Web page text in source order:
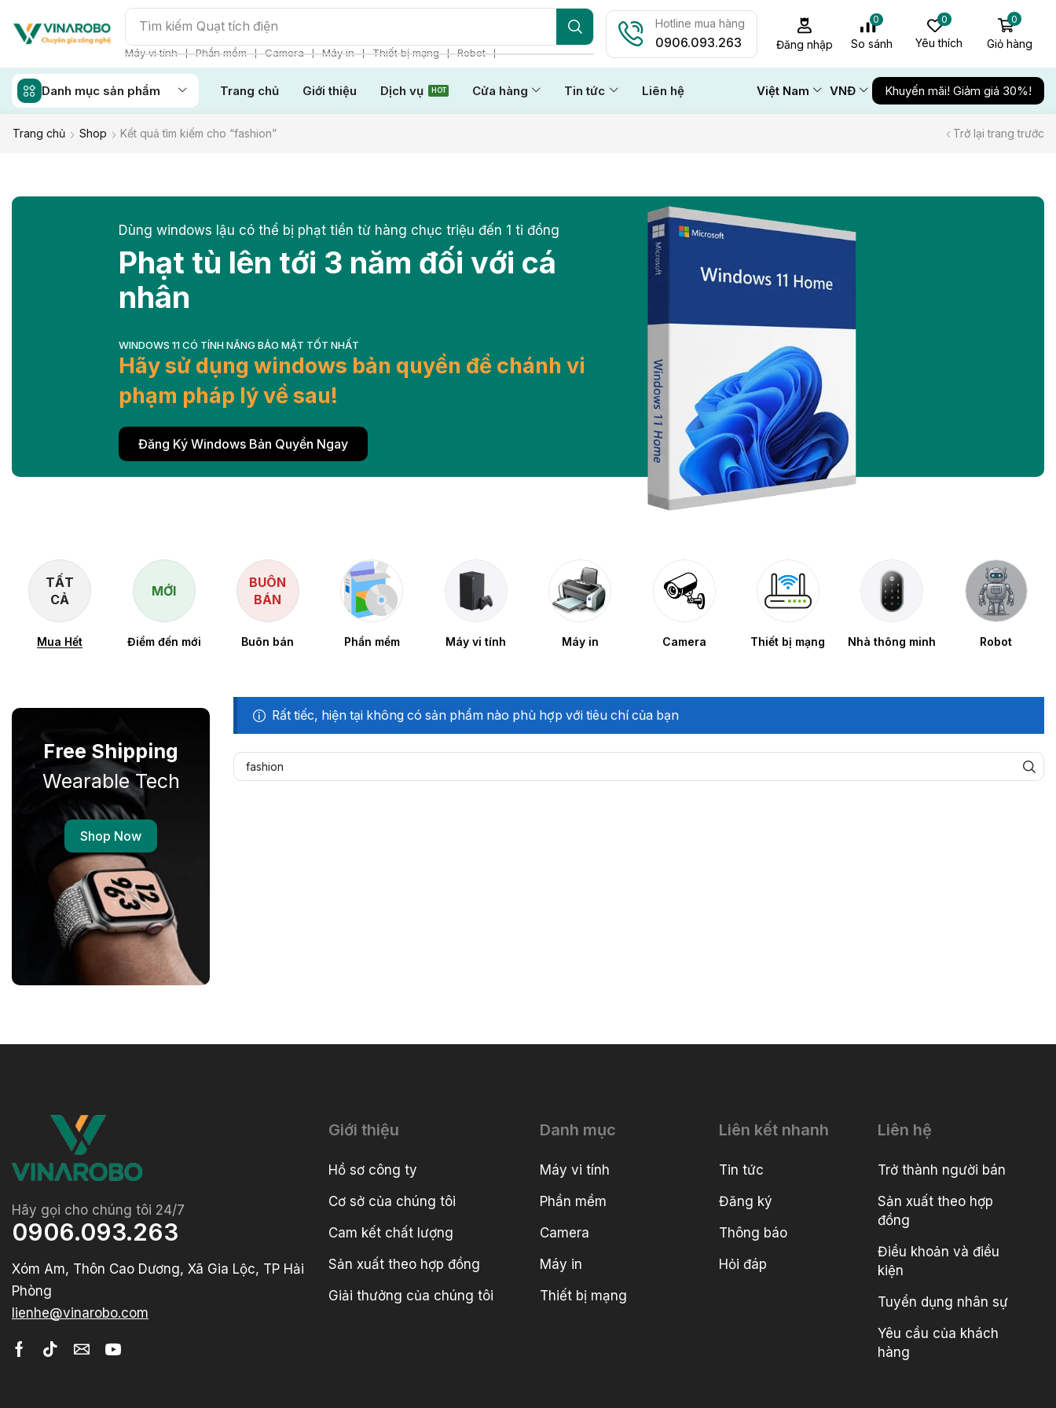
Tìm kiếm Quạt tích điện
Máy vi tính ❘ Phần mềm ❘ Camera ❘ Máy in ❘ Thiết bị mạng ❘ Robot ❘
Hotline mua hàng
0906.093.263 Đăng nhập
0
So sánh
0
Yêu thích
0
Giỏ hàng
Danh mục sản phẩm Trang chủ Giới thiệu Dịch vụ HOT Cửa hàng Tin tức Liên hệ Việt Nam VNĐ Khuyến mãi! Giảm giá 30%!
Trang chủ Shop Kết quả tìm kiếm cho “fashion” Trở lại trang trước
Dùng windows lậu có thể bị phạt tiền từ hàng chục triệu đến 1 tỉ đồng
Phạt tù lên tới 3 năm đối với cá
nhân
WINDOWS 11 CÓ TÍNH NĂNG BẢO MẬT TỐT NHẤT
Hãy sử dụng windows bản quyền để chánh vi
phạm pháp lý về sau!
Đăng Ký Windows Bản Quyền Ngay
TẤT
CẢ
Mua Hết
MỚI
Điểm đến mới
BUÔN
BÁN
Buôn bán Phần mềm Máy vi tính Máy in Camera Thiết bị mạng Nhà thông minh Robot
Free Shipping
Wearable Tech
Shop Now
Rất tiếc, hiện tại không có sản phẩm nào phù hợp với tiêu chí của bạn
Hãy gọi cho chúng tôi 24/7
0906.093.263
Xóm Am, Thôn Cao Dương, Xã Gia Lộc, TP Hải
Phòng
lienhe@vinarobo.com
Giới thiệu
Hồ sơ công ty
Cơ sở của chúng tôi
Cam kết chất lượng
Sản xuất theo hợp đồng
Giải thưởng của chúng tôi
Danh mục
Máy vi tính
Phần mềm
Camera
Máy in
Thiết bị mạng
Liên kết nhanh
Tin tức
Đăng ký
Thông báo
Hỏi đáp
Liên hệ
Trở thành người bán
Sản xuất theo hợp
đồng
Điều khoản và điều
kiện
Tuyển dụng nhân sự
Yêu cầu của khách
hàng